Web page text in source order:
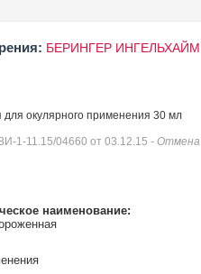
БЕРИНГЕР ИНГЕЛЬХАЙМ,
окулярного применения 30 мл
1-11.15/04660 от 03.12.15 - Отмена
наименование: